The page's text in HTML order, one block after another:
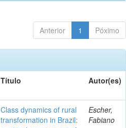
Anterior 1 Póximo
Título Autor(es)
Class dynamics of rural
transformation in Brazil:
Escher,
Fabiano